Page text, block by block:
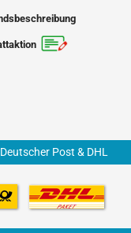
Post & DHL